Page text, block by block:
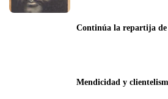
Continúa la repartija de
Mendicidad y